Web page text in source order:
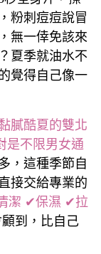
粉刺痘痘說冒
無一倖免該來
夏季就油水不
覺得自己像一
膩酷夏的雙北
是不限男女通
，這種季節自
接交給專業的
潔 ✔保濕 ✔拉
到，比自己